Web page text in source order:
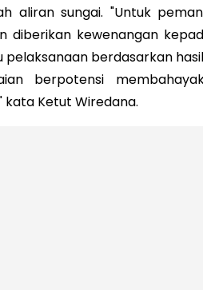
aliran sungai. "Untuk
diberikan kewenangan
pelaksanaan berdasarkan
berpotensi
kata Ketut Wiredana.